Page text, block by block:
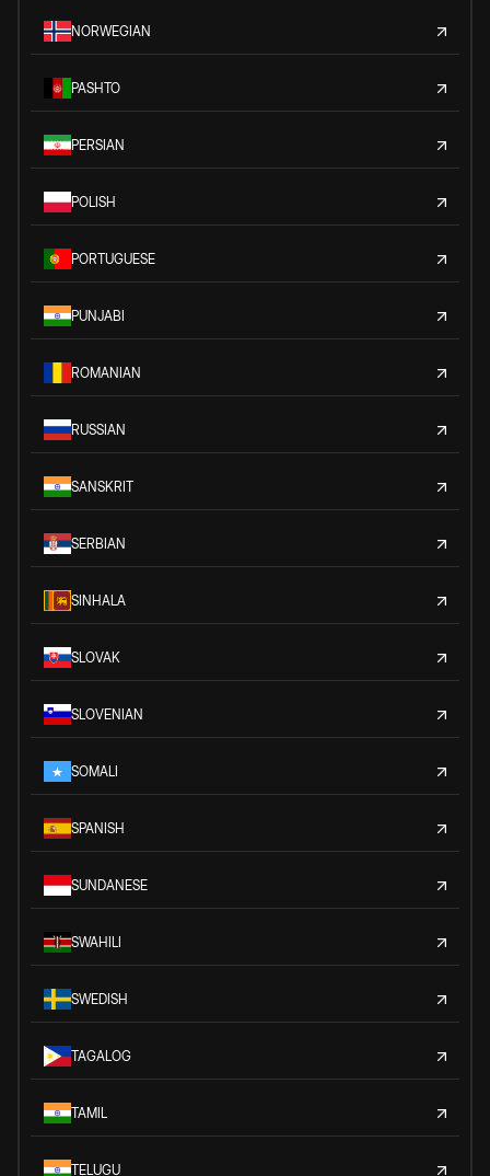
NORWEGIAN
PASHTO
PERSIAN
POLISH
PORTUGUESE
PUNJABI
ROMANIAN
RUSSIAN
SANSKRIT
SERBIAN
SINHALA
SLOVAK
SLOVENIAN
SOMALI
SPANISH
SUNDANESE
SWAHILI
SWEDISH
TAGALOG
TAMIL
TELUGU